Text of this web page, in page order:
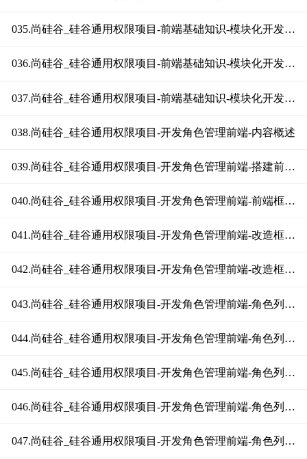
035.尚硅谷_硅谷通用权限项目-前端基础知识-模块化开发（ES5写法）
036.尚硅谷_硅谷通用权限项目-前端基础知识-模块化开发（ES6写法上）
037.尚硅谷_硅谷通用权限项目-前端基础知识-模块化开发（ES6写法下）
038.尚硅谷_硅谷通用权限项目-开发角色管理前端-内容概述
039.尚硅谷_硅谷通用权限项目-开发角色管理前端-搭建前端环境
040.尚硅谷_硅谷通用权限项目-开发角色管理前端-前端框架目录结构
041.尚硅谷_硅谷通用权限项目-开发角色管理前端-改造框架登录功能（后端）
042.尚硅谷_硅谷通用权限项目-开发角色管理前端-改造框架登录功能（前端）
043.尚硅谷_硅谷通用权限项目-开发角色管理前端-角色列表（路由和页面）
044.尚硅谷_硅谷通用权限项目-开发角色管理前端-角色列表（定义接口）
045.尚硅谷_硅谷通用权限项目-开发角色管理前端-角色列表（页面调用接口上）
046.尚硅谷_硅谷通用权限项目-开发角色管理前端-角色列表（页面调用接口下）
047.尚硅谷_硅谷通用权限项目-开发角色管理前端-角色列表（页面显示数据）